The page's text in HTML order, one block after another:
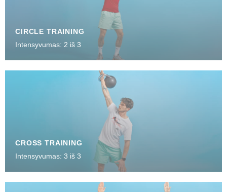
CIRCLE TRAINING
Intensyvumas: 2 iš 3
CROSS TRAINING
Intensyvumas: 3 iš 3